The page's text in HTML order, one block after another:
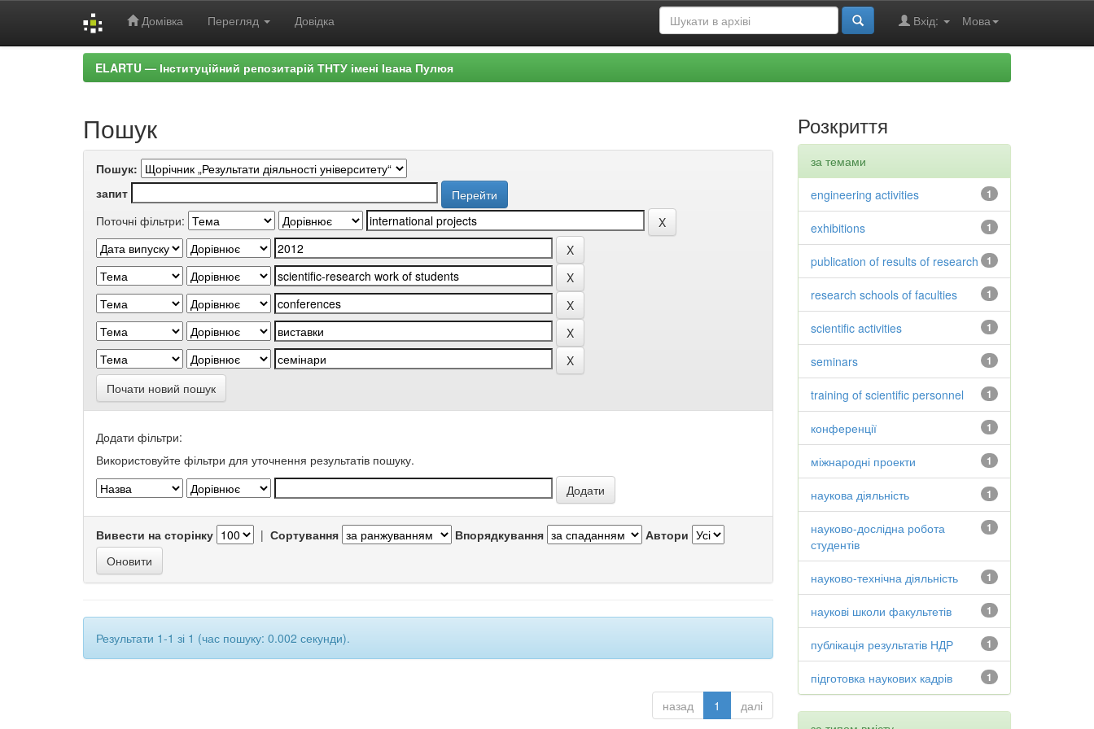
Домівка Перегляд Довідка Мова
Вхід:
ELARTU — Інституційний репозитарій ТНТУ імені Івана Пулюя
Пошук
Пошук:
запит
Поточні фільтри:
Почати новий пошук
Додати фільтри:
Використовуйте фільтри для уточнення результатів пошуку.
Вивести на сторінку | Сортування Впорядкування Автори
Результати 1-1 зі 1 (час пошуку: 0.002 секунди).
назад 1 далі
Розкриття
за темами
1
engineering activities
1
exhibitions
1
publication of results of research
1
research schools of faculties
1
scientific activities
1
seminars
1
training of scientific personnel
1
конференції
1
міжнародні проекти
1
наукова діяльність
1
науково-дослідна робота
студентів
1
науково-технічна діяльність
1
наукові школи факультетів
1
публікація результатів НДР
1
підготовка наукових кадрів